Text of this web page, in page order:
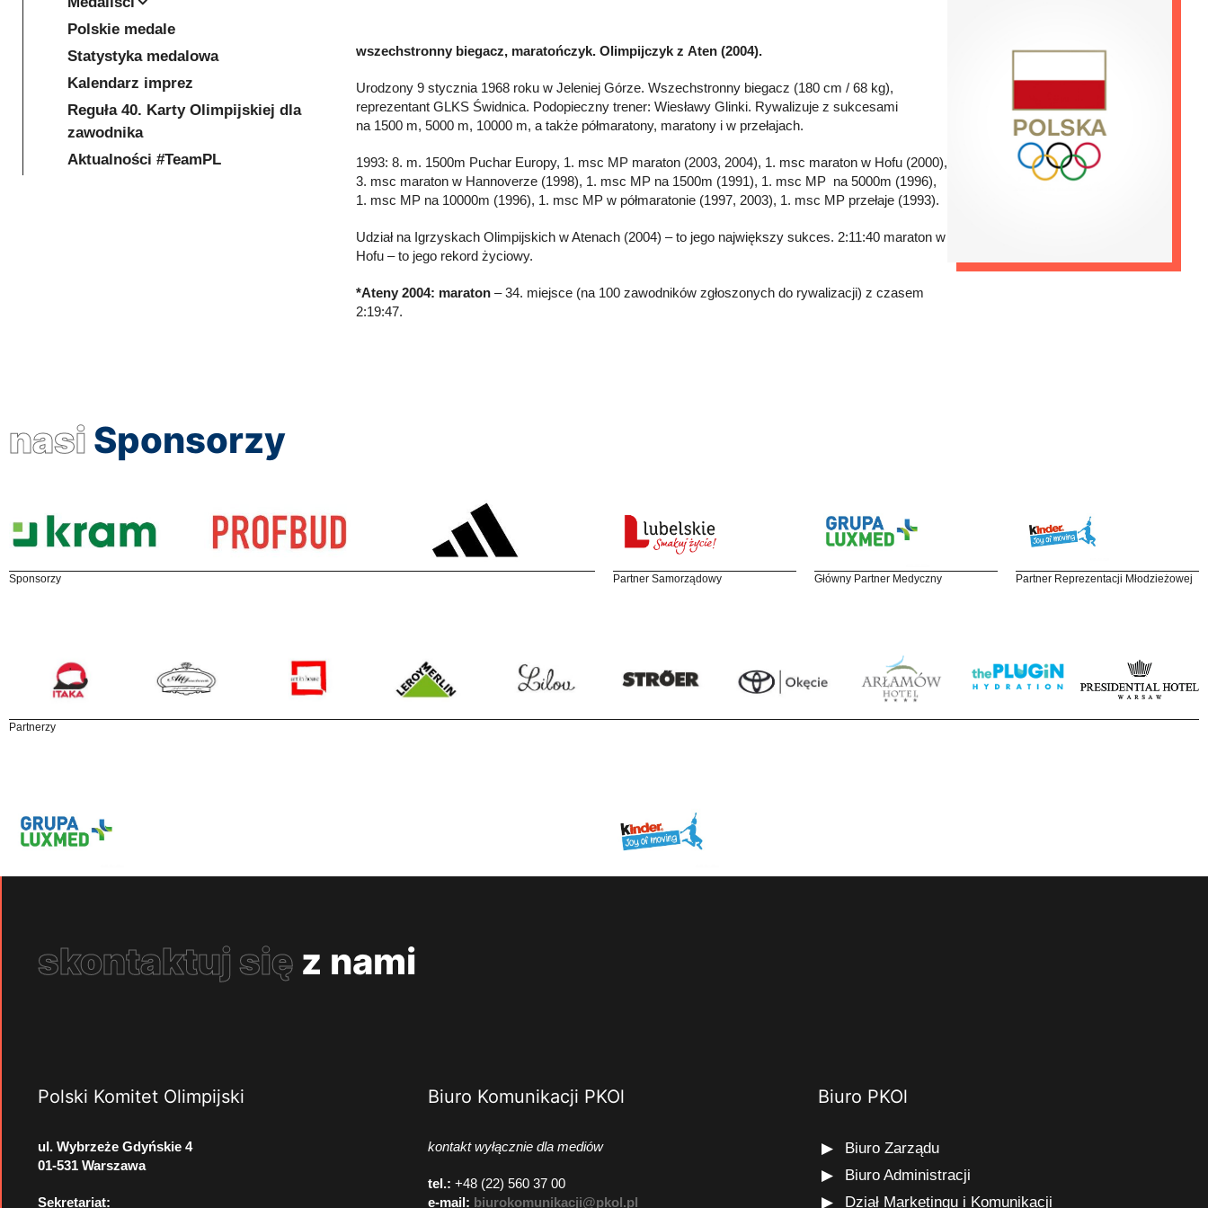
wszechstronny biegacz, maratończyk. Olimpijczyk z Aten (2004).
Urodzony 9 stycznia 1968 roku w Jeleniej Górze. Wszechstronny biegacz (180 cm / 68 kg),
reprezentant GLKS Świdnica. Podopieczny trener: Wiesławy Glinki. Rywalizuje z sukcesami
na 1500 m, 5000 m, 10000 m, a także półmaratony, maratony i w przełajach.
1993: 8. m. 1500m Puchar Europy, 1. msc MP maraton (2003, 2004), 1. msc maraton w Hofu (2000),
3. msc maraton w Hannoverze (1998), 1. msc MP na 1500m (1991), 1. msc MP na 5000m (1996),
1. msc MP na 10000m (1996), 1. msc MP w półmaratonie (1997, 2003), 1. msc MP przełaje (1993).
Udział na Igrzyskach Olimpijskich w Atenach (2004) – to jego największy sukces. 2:11:40 maraton w
Hofu – to jego rekord życiowy.
*Ateny 2004: maraton – 34. miejsce (na 100 zawodników zgłoszonych do rywalizacji) z czasem
2:19:47.
Polskie medale
Statystyka medalowa
Kalendarz imprez
Reguła 40. Karty Olimpijskiej dla
zawodnika
Aktualności #TeamPL
nasi Sponsorzy
Sponsorzy Partner Samorządowy Główny Partner Medyczny Partner Reprezentacji Młodzieżowej
Partnerzy
skontaktuj się z nami
Polski Komitet Olimpijski
ul. Wybrzeże Gdyńskie 4
01-531 Warszawa
Sekretariat:
Biuro Komunikacji PKOl
kontakt wyłącznie dla mediów
tel.: +48 (22) 560 37 00
e-mail: biurokomunikacji@pkol.pl
Biuro PKOl
Biuro Zarządu
Biuro Administracji
Dział Marketingu i Komunikacji